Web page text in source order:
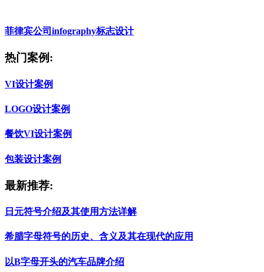
菲律宾公司infography标志设计
热门案例:
VI设计案例
LOGO设计案例
餐饮VI设计案例
包装设计案例
最新推荐:
日元符号介绍及其使用方法详解
希腊字母符号的历史、含义及其在现代的应用
以B字母开头的汽车品牌介绍